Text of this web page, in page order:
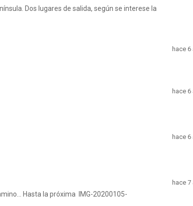
Dos lugares de salida, según se interese la
hace
hace
hace
Hasta la próxima IMG-20200105-
hace